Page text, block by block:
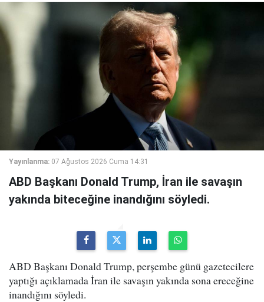
Yayınlanma: 07 Ağustos 2026 Cuma 14:31
ABD Başkanı Donald Trump, İran ile savaşın
yakında biteceğine inandığını söyledi.
ABD Başkanı Donald Trump, perşembe günü gazetecilere
yaptığı açıklamada İran ile savaşın yakında sona ereceğine
inandığını söyledi.